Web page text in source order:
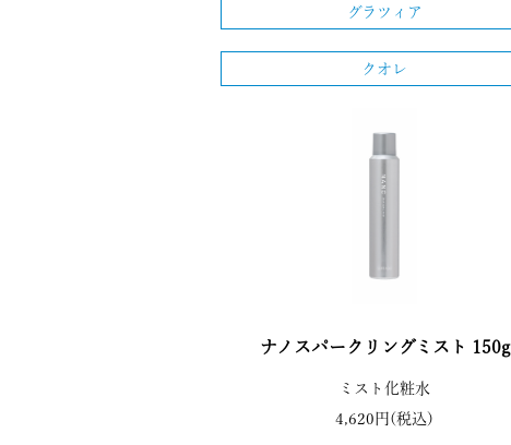
グラツィア
クオレ
ナノスパークリングミスト 150g
ミスト化粧水
4,620円(税込)